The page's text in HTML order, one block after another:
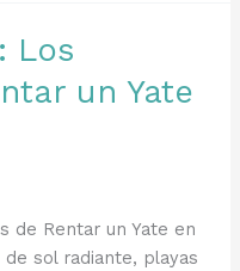
Los
un Yate
de Rentar un Yate en
sol radiante, playas